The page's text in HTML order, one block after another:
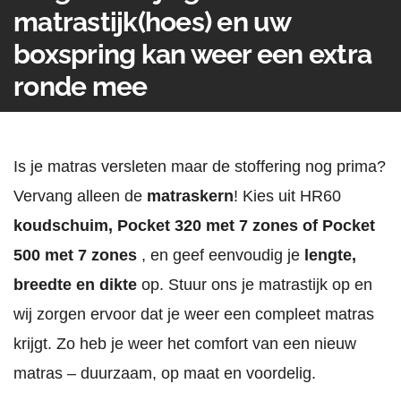
matrastijk(hoes) en uw
boxspring kan weer een extra
ronde mee
Is je matras versleten maar de stoffering nog prima?
Vervang alleen de matraskern! Kies uit HR60
koudschuim, Pocket 320 met 7 zones of Pocket
500 met 7 zones , en geef eenvoudig je lengte,
breedte en dikte op. Stuur ons je matrastijk op en
wij zorgen ervoor dat je weer een compleet matras
krijgt. Zo heb je weer het comfort van een nieuw
matras – duurzaam, op maat en voordelig.